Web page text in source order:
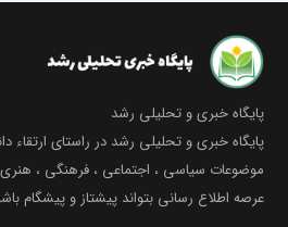
پایگاه خبری و تحلیلی رشد
پایگاه خبری و تحلیلی رشد در راستای ارتقاء
موضوعات سیاسی ، اجتماعی ، فرهنگی ،
عرصه اطلاع رسانی بتواند پیشتاز و پیشگام